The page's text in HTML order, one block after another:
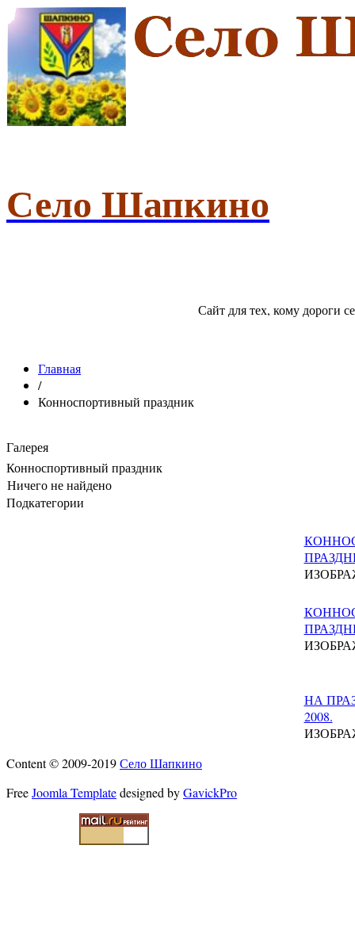
Село Шапкино
Сайт для тех, кому дороги
Главная
/
Конноспортивный праздник
Галерея
Конноспортивный праздник
Ничего не найдено
Подкатегории
НА
2008.
Content © 2009-2019Село Шапкино
FreeJoomla Templatedesigned byGavickPro